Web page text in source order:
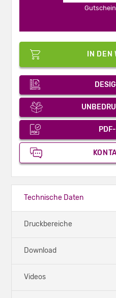
IN DEN
Technische Daten
Druckbereiche
Download
Videos